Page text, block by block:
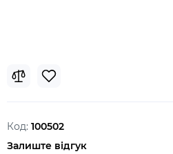
Код: 100502
Залиште відгук